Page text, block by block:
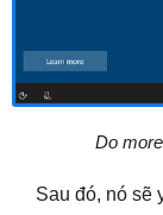
Do
Sau đó, nó sẽ